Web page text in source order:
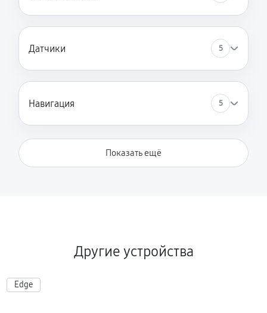
Датчики 5
Навигация 5
Показать ещё
Другие устройства
Edge